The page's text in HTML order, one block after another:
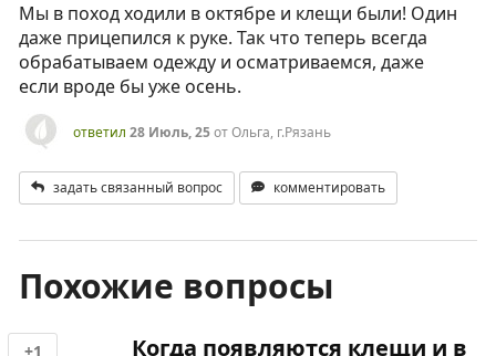
Мы в поход ходили в октябре и клещи были! Один
даже прицепился к руке. Так что теперь всегда
обрабатываем одежду и осматриваемся, даже
если вроде бы уже осень.
ответил 28 Июль, 25отОльга, г.Рязань
задать связанный вопрос комментировать
Похожие вопросы
+1 Когда появляются клещи и в